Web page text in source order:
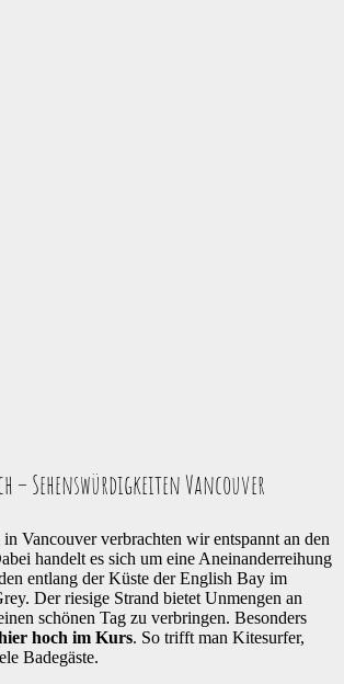
– Sehenswürdigkeiten Vancouver
Vancouver verbrachten wir entspannt an den
handelt es sich um eine Aneinanderreihung
entlang der Küste der English Bay im
Der riesige Strand bietet Unmengen an
schönen Tag zu verbringen. Besonders
hoch im Kurs. So trifft man Kitesurfer,
Badegäste.